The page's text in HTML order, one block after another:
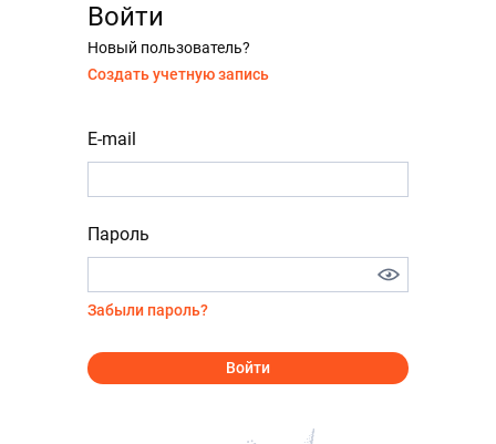
Войти
Новый пользователь?
Создать учетную запись
E-mail
Пароль
Забыли пароль?
Войти